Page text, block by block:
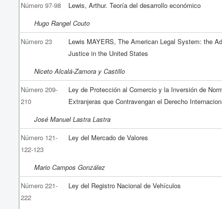
Número 97-98
Lewis, Arthur. Teoría del desarrollo económico
Hugo Rangel Couto
Número 23
Lewis MAYERS, The American Legal System: the
Justice in the United States
Niceto Alcalá-Zamora y Castillo
Número 209-
210
Ley de Protección al Comercio y la Inversión de
Extranjeras que Contravengan el Derecho
José Manuel Lastra Lastra
Número 121-
122-123
Ley del Mercado de Valores
Mario Campos González
Número 221-
222
Ley del Registro Nacional de Vehículos